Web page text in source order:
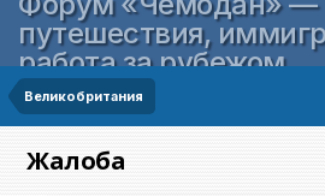
путешествия,
работа за рубежом
Великобритания
Жалоба